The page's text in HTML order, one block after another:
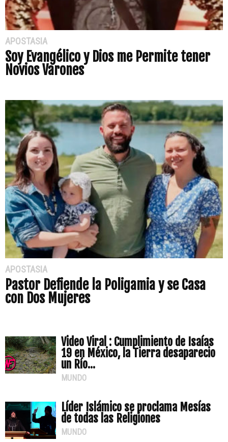
APOSTASIA
Soy Evangélico y Dios me Permite tener
Novios Varones
APOSTASIA
Pastor Defiende la Poligamia y se Casa
con Dos Mujeres
Video Viral : Cumplimiento de Isaías
19 en México, la Tierra desaparecio
un Río...
MUNDO
Líder Islámico se proclama Mesías
de todas las Religiones
MUNDO